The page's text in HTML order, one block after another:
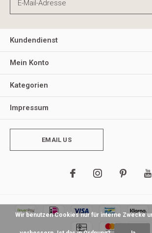
Kundendienst
Mein Konto
Kategorien
Impressum
EMAIL US
Wir benutzen Cookies nur für interne Zwecke